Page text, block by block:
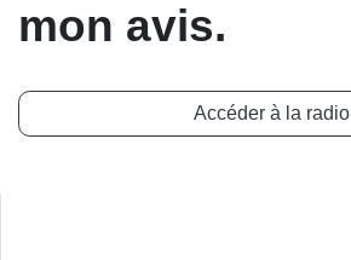
mon avis.
Accéder à la radio